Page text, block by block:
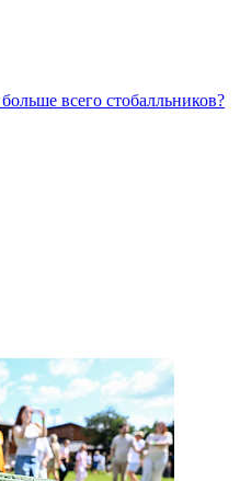
всего стобалльников?